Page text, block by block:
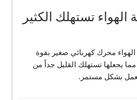
الهواء تستهلك الكثير
محرك كهربائي صغير بقوة
إلى 40 واط، مما يجعلها تستهلك القليل جداً من
تعمل بشكل مستمر.